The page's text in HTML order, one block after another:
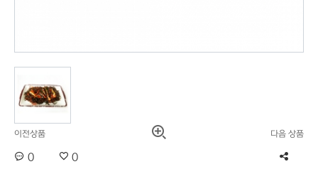
이전상품 다음 상품
0 0